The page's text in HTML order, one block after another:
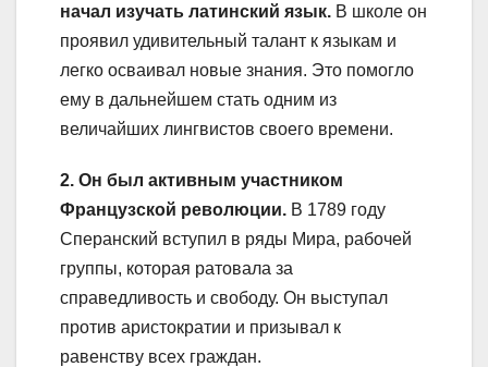
начал изучать латинский язык. В школе он
проявил удивительный талант к языкам и
легко осваивал новые знания. Это помогло
ему в дальнейшем стать одним из
величайших лингвистов своего времени.
2. Он был активным участником
Французской революции. В 1789 году
Сперанский вступил в ряды Мира, рабочей
группы, которая ратовала за
справедливость и свободу. Он выступал
против аристократии и призывал к
равенству всех граждан.